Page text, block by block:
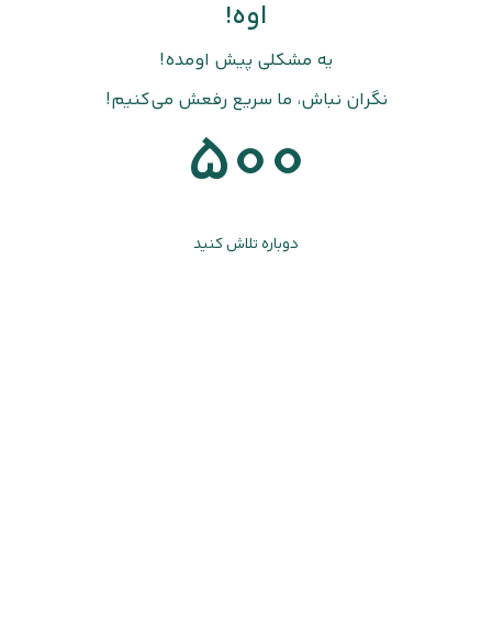
اوه!
یه مشکلی پیش اومده!
نگران نباش، ما سریع رفعش می‌کنیم!
500
دوباره تلاش کنید